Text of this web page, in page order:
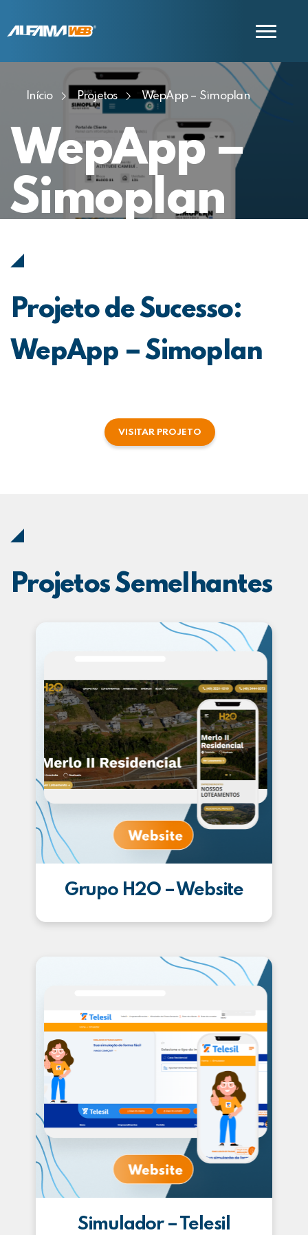
COMERCIAL
SUPORTE
Início Projetos WepApp – Simoplan
WepApp –
Simoplan
Projeto de Sucesso:
WepApp – Simoplan
VISITAR PROJETO
Projetos Semelhantes
Grupo H2O – Website
Simulador – Telesil